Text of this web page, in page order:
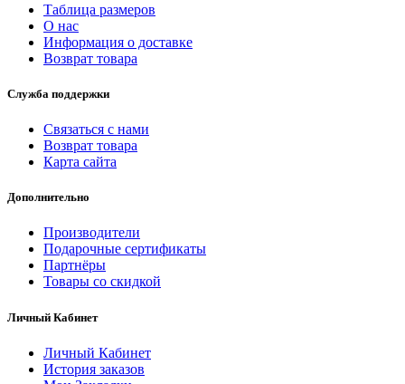
Таблица размеров
О нас
Информация о доставке
Возврат товара
Служба поддержки
Связаться с нами
Возврат товара
Карта сайта
Дополнительно
Производители
Подарочные сертификаты
Партнёры
Товары со скидкой
Личный Кабинет
Личный Кабинет
История заказов